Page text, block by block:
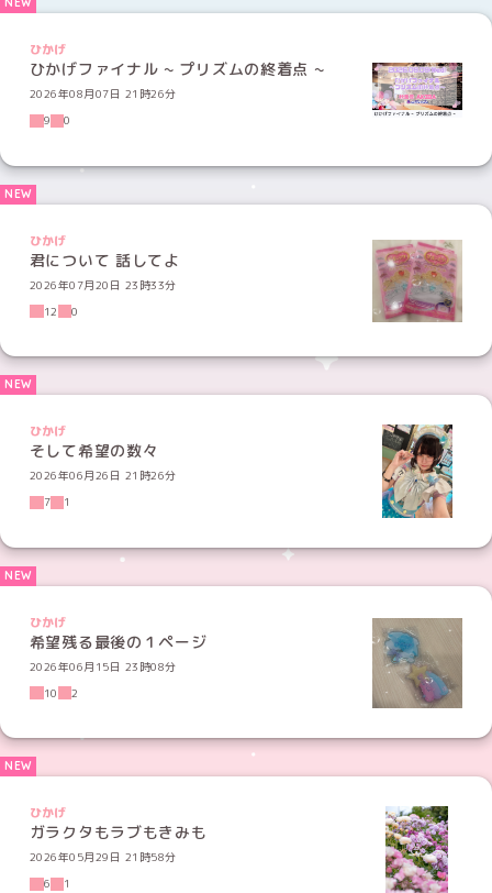
ひかげ
ひかげファイナル ~ プリズムの終着点 ~
2026年08月07日 21時26分
9
0
ひかげ
君について 話してよ
2026年07月20日 23時33分
12
0
ひかげ
そして希望の数々
2026年06月26日 21時26分
7
1
ひかげ
希望残る最後の１ページ
2026年06月15日 23時08分
10
2
ひかげ
ガラクタもラブもきみも
2026年05月29日 21時58分
6
1